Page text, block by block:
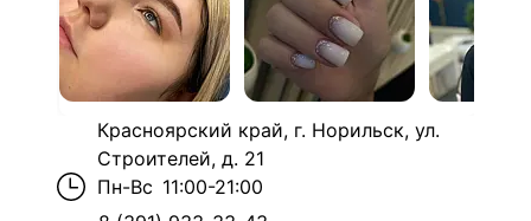
Красноярский край, г. Норильск, ул.
Строителей, д. 21
Пн-Вс 11:00-21:00